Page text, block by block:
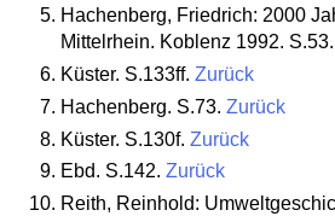
Hachenberg, Friedrich: 2000
Mittelrhein. Koblenz 1992. S.53.
Küster. S.133ff. Zurück
Hachenberg. S.73. Zurück
Küster. S.130f. Zurück
Ebd. S.142. Zurück
Reith, Reinhold: